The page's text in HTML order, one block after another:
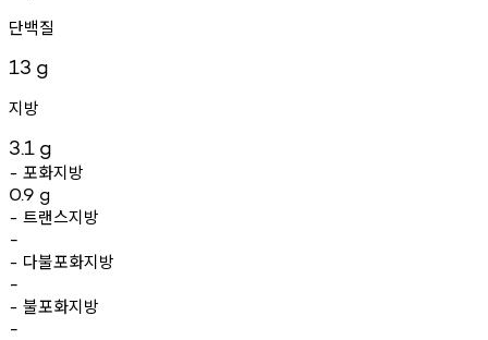
단백질
13 g
지방
3.1 g
- 포화지방
0.9 g
- 트랜스지방
-
- 다불포화지방
-
- 불포화지방
-